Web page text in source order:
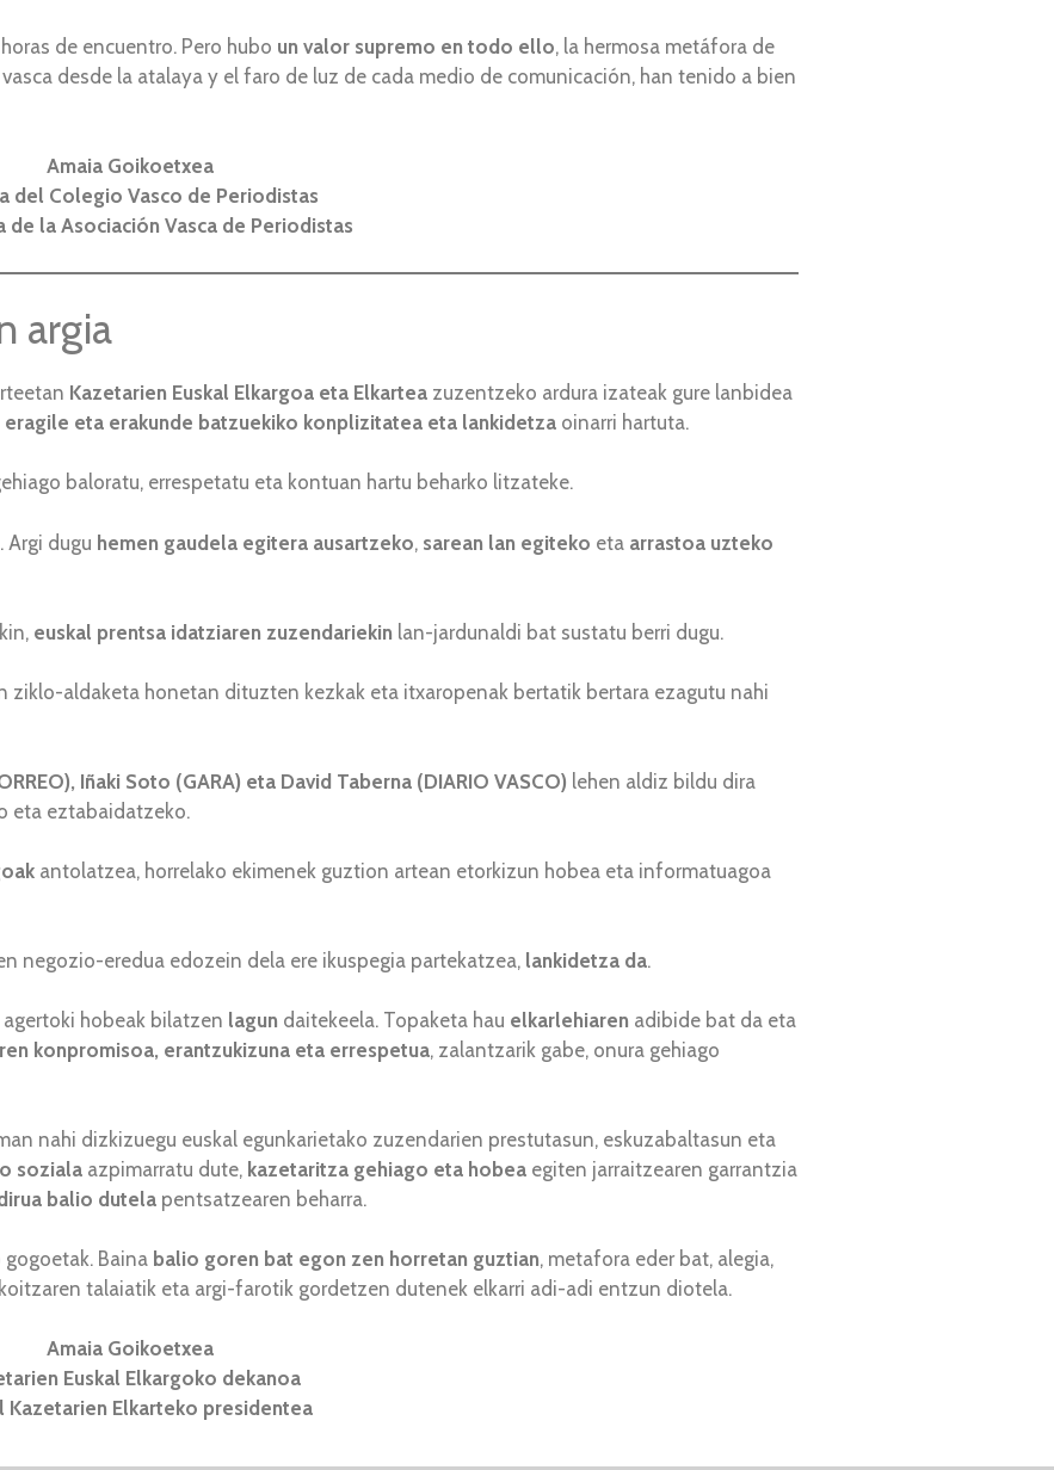
de encuentro. Pero hubo un valor supremo en todo ello, la hermosa metáfora de
desde la atalaya y el faro de luz de cada medio de comunicación, han tenido a bien
Amaia Goikoetxea
del Colegio Vasco de Periodistas
de la Asociación Vasca de Periodistas
argia
Kazetarien Euskal Elkargoa eta Elkartea zuzentzeko ardura izateak gure lanbidea
eragile eta erakunde batzuekiko konplizitatea eta lankidetza oinarri hartuta.
baloratu, errespetatu eta kontuan hartu beharko litzateke.
Argi dugu hemen gaudela egitera ausartzeko, sarean lan egiteko eta arrastoa uzteko
euskal prentsa idatziaren zuzendariekin lan-jardunaldi bat sustatu berri dugu.
ziklo-aldaketa honetan dituzten kezkak eta itxaropenak bertatik bertara ezagutu nahi
Iñaki Soto (GARA) eta David Taberna (DIARIO VASCO) lehen aldiz bildu dira
eta eztabaidatzeko.
antolatzea, horrelako ekimenek guztion artean etorkizun hobea eta informatuagoa
negozio-eredua edozein dela ere ikuspegia partekatzea, lankidetza da.
hobeak bilatzen lagun daitekeela. Topaketa hau elkarlehiaren adibide bat da eta
konpromisoa, erantzukizuna eta errespetua, zalantzarik gabe, onura gehiago
nahi dizkizuegu euskal egunkarietako zuzendarien prestutasun, eskuzabaltasun eta
soziala azpimarratu dute, kazetaritza gehiago eta hobea egiten jarraitzearen garrantzia
balio dutela pentsatzearen beharra.
Baina balio goren bat egon zen horretan guztian, metafora eder bat, alegia,
talaiatik eta argi-farotik gordetzen dutenek elkarri adi-adi entzun diotela.
Amaia Goikoetxea
Euskal Elkargoko dekanoa
Kazetarien Elkarteko presidentea